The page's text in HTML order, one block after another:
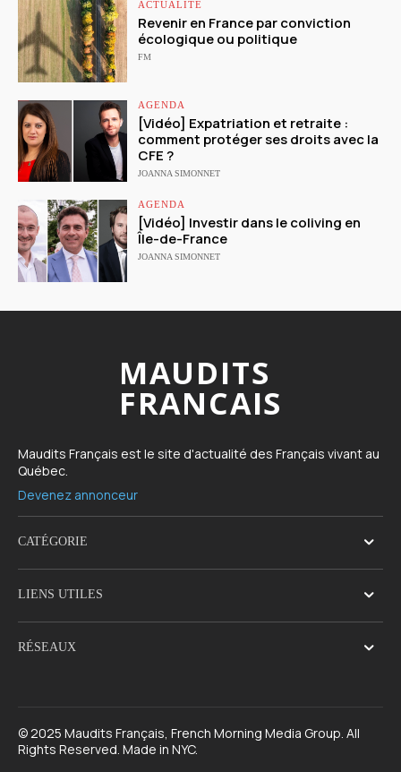
ACTUALITÉ
Revenir en France par conviction
écologique ou politique
FM
AGENDA
[Vidéo] Expatriation et retraite :
comment protéger ses droits avec la
CFE ?
JOANNA SIMONNET
AGENDA
[Vidéo] Investir dans le coliving en
Île-de-France
JOANNA SIMONNET
MAUDITS
FRANCAIS
Maudits Français est le site d'actualité des Français vivant au
Québec.
Devenez annonceur
CATÉGORIE
LIENS UTILES
RÉSEAUX
© 2025 Maudits Français, French Morning Media Group. All
Rights Reserved. Made in NYC.